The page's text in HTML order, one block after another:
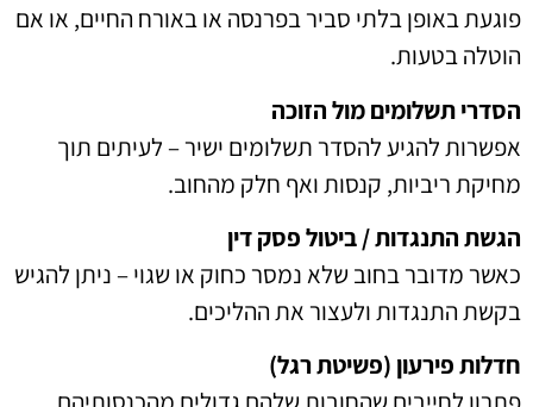
פוגעת באופן בלתי סביר בפרנסה או באורח החיים, או אם
הוטלה בטעות.
הסדרי תשלומים מול הזוכה
אפשרות להגיע להסדר תשלומים ישיר – לעיתים תוך
מחיקת ריביות, קנסות ואף חלק מהחוב.
הגשת התנגדות / ביטול פסק דין
כאשר מדובר בחוב שלא נמסר כחוק או שגוי – ניתן להגיש
בקשת התנגדות ולעצור את ההליכים.
חדלות פירעון (פשיטת רגל)